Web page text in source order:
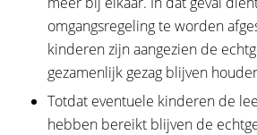
omgangsregeling te worden
kinderen zijn aangezien de
gezamenlijk gezag blijven
Totdat eventuele kinderen de
hebben bereikt blijven de